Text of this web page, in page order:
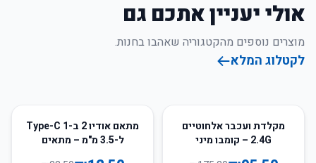
אולי יעניין אתכם גם
מוצרים נוספים מהקטגוריה שאהבו בחנות.
לקטלוג המלא
45
מקלדת ועכבר אלחוטיים
2.4G – קומבו מיני
47%
מתאם אודיו 2 ב-1 Type-C
ל-3.5 מ"מ – מתאים